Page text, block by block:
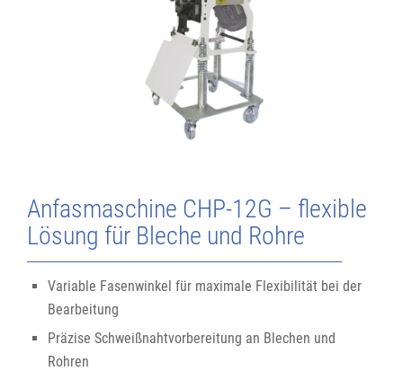
Anfasmaschine CHP-12G – flexible
Lösung für Bleche und Rohre
Variable Fasenwinkel für maximale Flexibilität bei der
Bearbeitung
Präzise Schweißnahtvorbereitung an Blechen und
Rohren